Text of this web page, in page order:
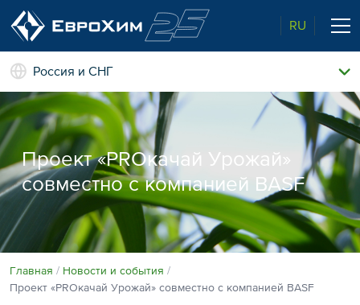
RU
Наши удобрения
О нас
Поддержка и сопровождение
Качество от лидера рынка
Экологичность
Агросервис
Агроэкспертиза
Полевые опыты
Новости и события
Наши контакты
Центр знаний
Россия и СНГ
Проект «PROкачай Урожай»
совместно с компанией BASF
Главная
Новости и события
Проект «PROкачай Урожай» совместно с компанией BASF